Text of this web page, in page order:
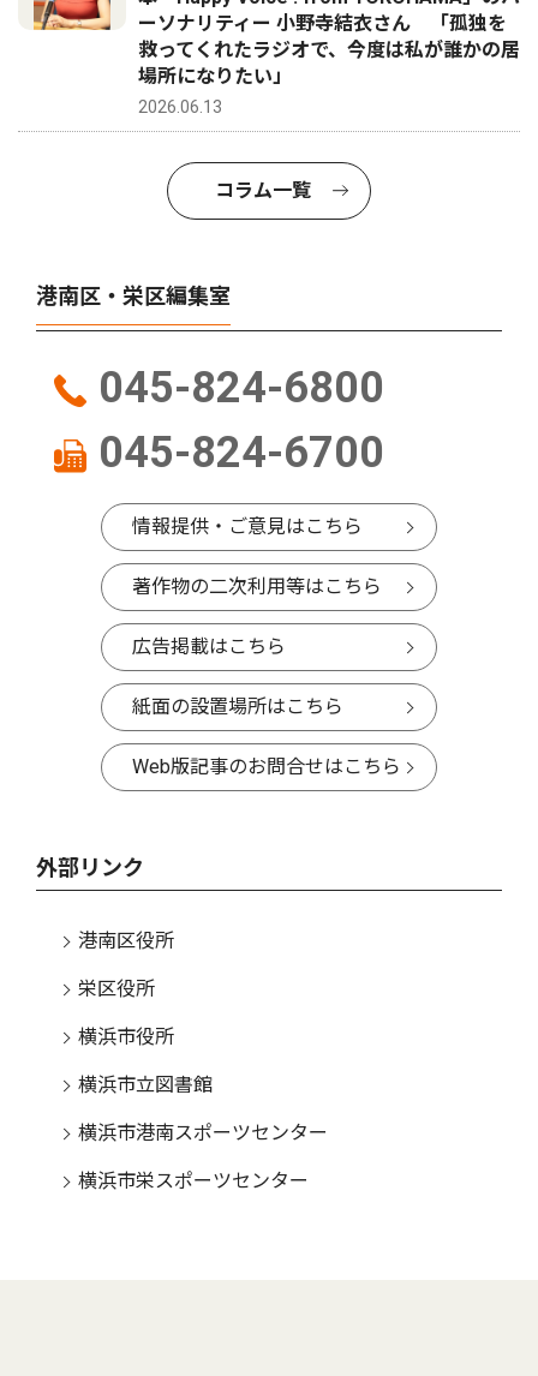
ーソナリティー 小野寺結衣さん 「孤独を
救ってくれたラジオで、今度は私が誰かの居
場所になりたい」
2026.06.13
コラム一覧
港南区・栄区編集室
045-824-6800
045-824-6700
情報提供・ご意見はこちら
著作物の二次利用等はこちら
広告掲載はこちら
紙面の設置場所はこちら
Web版記事のお問合せはこちら
外部リンク
港南区役所
栄区役所
横浜市役所
横浜市立図書館
横浜市港南スポーツセンター
横浜市栄スポーツセンター